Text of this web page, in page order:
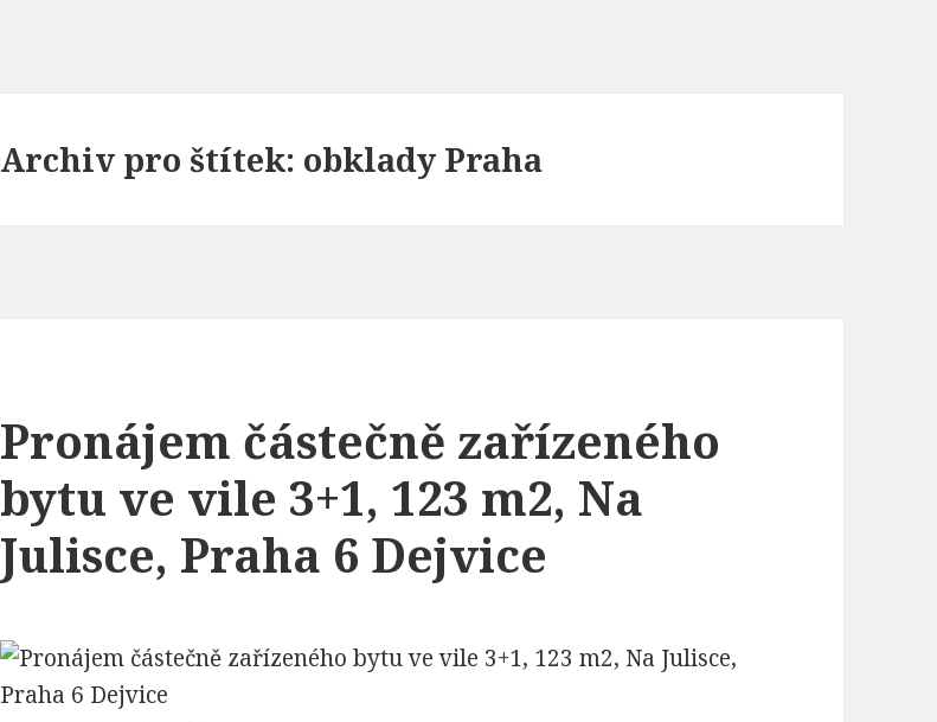
Archiv pro štítek: obklady Praha
Pronájem částečně zařízeného
bytu ve vile 3+1, 123 m2, Na
Julisce, Praha 6 Dejvice